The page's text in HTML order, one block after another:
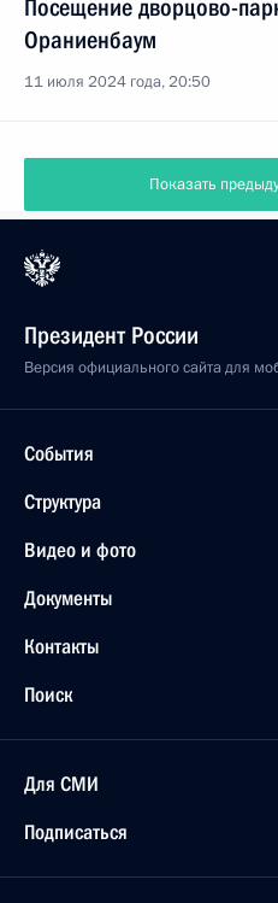
Посещение дворцово-
Ораниенбаум
11 июля 2024 года, 20:50
Показать
Президент России
Версия официального сайта для
События
Структура
Видео и фото
Документы
Контакты
Поиск
Для СМИ
Подписаться